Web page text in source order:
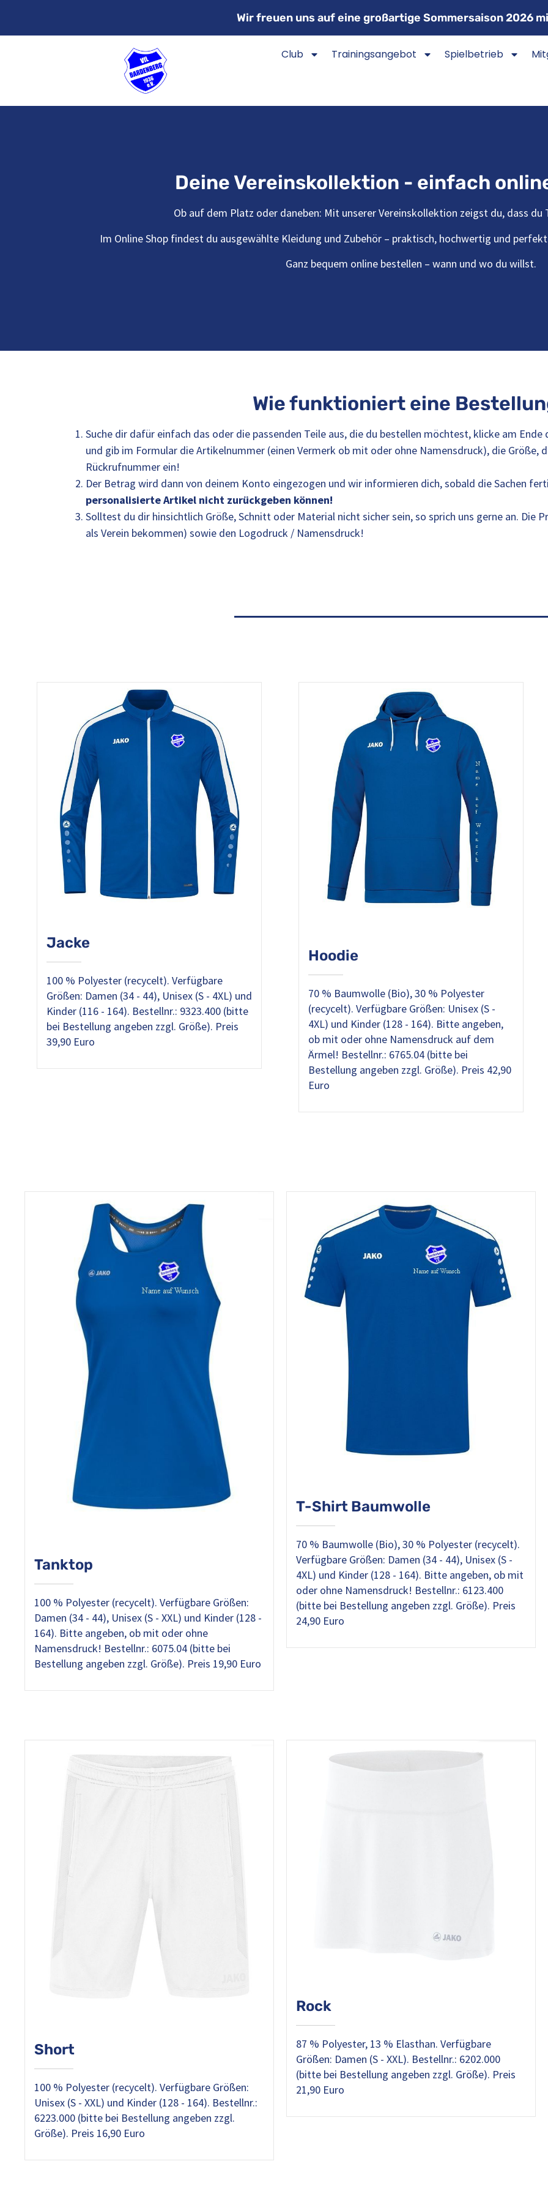
Wir freuen uns auf eine großartige Sommersaison 2026
Club Trainingsangebot Spielbetrieb
Deine Vereinskollektion - einfach
Ob auf dem Platz oder daneben: Mit unserer Vereinskollektion zeigst du, dass du
Im Online Shop findest du ausgewählte Kleidung und Zubehör – praktisch, hochwertig und
Ganz bequem online bestellen – wann und wo du willst.
Wie funktioniert eine
Suche dir dafür einfach das oder die passenden Teile aus, die du bestellen möchtest, klicke am
und gib im Formular die Artikelnummer (einen Vermerk ob mit oder ohne Namensdruck), die Größe,
Rückrufnummer ein!
Der Betrag wird dann von deinem Konto eingezogen und wir informieren dich, sobald die Sachen
personalisierte Artikel nicht zurückgeben können!
Solltest du dir hinsichtlich Größe, Schnitt oder Material nicht sicher sein, so sprich uns gerne an. Die
als Verein bekommen) sowie den Logodruck / Namensdruck!
Jacke
100 % Polyester (recycelt). Verfügbare
Größen: Damen (34 - 44), Unisex (S - 4XL) und
Kinder (116 - 164). Bestellnr.: 9323.400 (bitte
bei Bestellung angeben zzgl. Größe). Preis
39,90 Euro
Hoodie
70 % Baumwolle (Bio), 30 % Polyester
(recycelt). Verfügbare Größen: Unisex (S -
4XL) und Kinder (128 - 164). Bitte angeben,
ob mit oder ohne Namensdruck auf dem
Ärmel! Bestellnr.: 6765.04 (bitte bei
Bestellung angeben zzgl. Größe). Preis 42,90
Euro
Tanktop
100 % Polyester (recycelt). Verfügbare Größen:
Damen (34 - 44), Unisex (S - XXL) und Kinder (128 -
164). Bitte angeben, ob mit oder ohne
Namensdruck! Bestellnr.: 6075.04 (bitte bei
Bestellung angeben zzgl. Größe). Preis 19,90 Euro
T-Shirt Baumwolle
70 % Baumwolle (Bio), 30 % Polyester (recycelt).
Verfügbare Größen: Damen (34 - 44), Unisex (S -
4XL) und Kinder (128 - 164). Bitte angeben, ob mit
oder ohne Namensdruck! Bestellnr.: 6123.400
(bitte bei Bestellung angeben zzgl. Größe). Preis
24,90 Euro
Short
100 % Polyester (recycelt). Verfügbare Größen:
Unisex (S - XXL) und Kinder (128 - 164). Bestellnr.:
6223.000 (bitte bei Bestellung angeben zzgl.
Größe). Preis 16,90 Euro
Rock
87 % Polyester, 13 % Elasthan. Verfügbare
Größen: Damen (S - XXL). Bestellnr.: 6202.000
(bitte bei Bestellung angeben zzgl. Größe). Preis
21,90 Euro